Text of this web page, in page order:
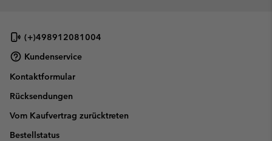
(+)498912081004
Kundenservice
Kontaktformular
Rücksendungen
Vom Kaufvertrag zurücktreten
Bestellstatus